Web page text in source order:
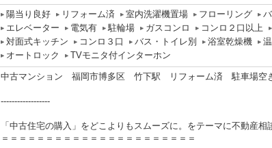
陽当り良好 リフォーム済 室内洗濯機置場 フローリング
エレベーター
電気有 駐輪場 ガスコンロ コンロ２口以上
対面式キッチン
コンロ３口 バス・トイレ別 浴室乾燥機
オートロック
TVモニタ付インターホン
中古マンション 福岡市博多区 竹下駅 リフォーム済 駐車場空
------------------
「中古住宅の購入」をどこよりもスムーズに。をテーマに不動産相
＝＝＝＝＝＝＝＝＝＝＝＝＝＝＝＝＝＝＝＝＝＝